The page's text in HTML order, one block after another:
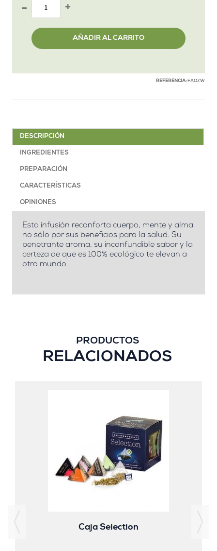
AÑADIR AL CARRITO
REFERENCIA: FAOZW
DESCRIPCIÓN
INGREDIENTES
PREPARACIÓN
CARACTERÍSTICAS
OPINIONES
Esta infusión reconforta cuerpo, mente y alma
no sólo por sus beneficios para la salud. Su
penetrante aroma, su inconfundible sabor y la
certeza de que es 100% ecológico te elevan a
otro mundo.
PRODUCTOS
RELACIONADOS
Caja Selection